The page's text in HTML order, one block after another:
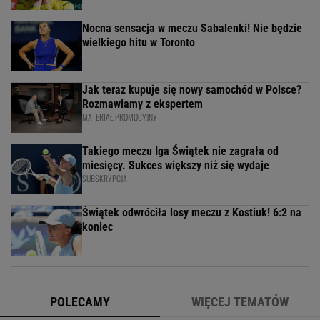
Nocna sensacja w meczu Sabalenki! Nie będzie
wielkiego hitu w Toronto
Jak teraz kupuje się nowy samochód w Polsce?
Rozmawiamy z ekspertem
MATERIAŁ PROMOCYJNY
Takiego meczu Iga Świątek nie zagrała od
miesięcy. Sukces większy niż się wydaje
SUBSKRYPCJA
Świątek odwróciła losy meczu z Kostiuk! 6:2 na
koniec
POLECAMY WIĘCEJ TEMATÓW